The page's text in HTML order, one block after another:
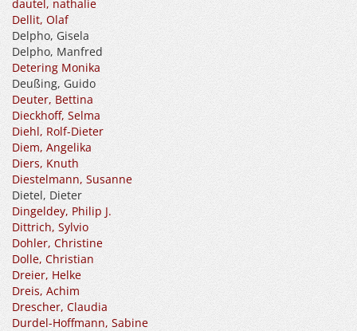
dautel, nathalie
Dellit, Olaf
Delpho, Gisela
Delpho, Manfred
Detering Monika
Deußing, Guido
Deuter, Bettina
Dieckhoff, Selma
Diehl, Rolf-Dieter
Diem, Angelika
Diers, Knuth
Diestelmann, Susanne
Dietel, Dieter
Dingeldey, Philip J.
Dittrich, Sylvio
Dohler, Christine
Dolle, Christian
Dreier, Helke
Dreis, Achim
Drescher, Claudia
Durdel-Hoffmann, Sabine